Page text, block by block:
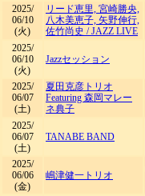
2025/
06/10
(火)
リード恵里, 宮崎勝央,
八木美恵子, 矢野伸行,
佐竹尚史 /JAZZ LIVE
2025/
06/10
(火)
Jazzセッション
2025/
06/07
(土)
夏田克彦トリオ
Featuring 森岡マレー
ネ典子
2025/
06/07
(土)
TANABE BAND
2025/
06/06
(金)
嶋津健一トリオ